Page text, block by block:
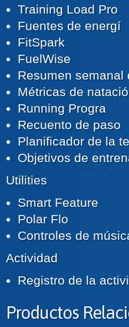
Training Load Pro
Fuentes de energí
FitSpark
FuelWise
Resumen semanal
Métricas de natació
Running Progra
Recuento de paso
Planificador de la
Objetivos de
Utilities
Smart Feature
Polar Flo
Controles de
Actividad
Registro de la
Productos